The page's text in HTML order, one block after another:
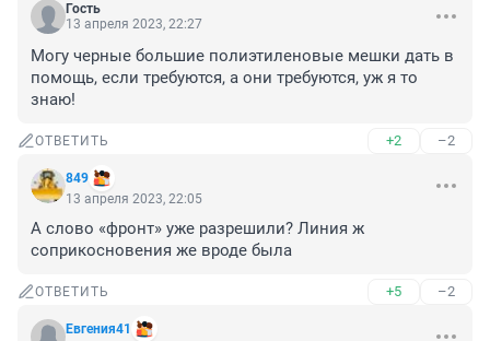
Гость
13 апреля 2023, 22:27
Могу черные большие полиэтиленовые мешки дать в
помощь, если требуются, а они требуются, уж я то
знаю!
ОТВЕТИТЬ +2 –2
849
13 апреля 2023, 22:05
А слово «фронт» уже разрешили? Линия ж
соприкосновения же вроде была
ОТВЕТИТЬ +5 –2
Евгения41